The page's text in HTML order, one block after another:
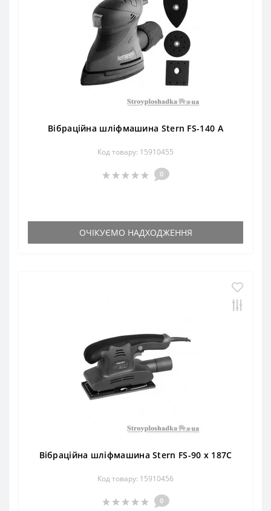
Вібраційна шліфмашина Stern FS-140 A
Код товару: 15910455
0
ОЧІКУЄМО НАДХОДЖЕННЯ
Вібраційна шліфмашина Stern FS-90 x 187С
Код товару: 15910456
0